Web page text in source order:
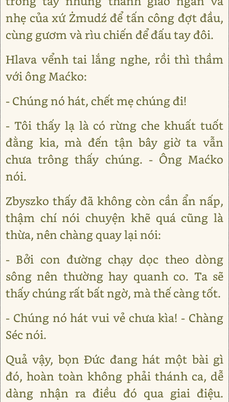
nhẹ của xứ Żmudź để tấn công đợt đầu,
cùng gươm và rìu chiến để đấu tay đôi.
Hlava vểnh tai lắng nghe, rồi thì thầm
với ông Maćko:
- Chúng nó hát, chết mẹ chúng đi!
- Tôi thấy lạ là có rừng che khuất tuốt
đằng kia, mà đến tận bây giờ ta vẫn
chưa trông thấy chúng. - Ông Maćko
nói.
Zbyszko thấy đã không còn cần ẩn nấp,
thậm chí nói chuyện khẽ quá cũng là
thừa, nên chàng quay lại nói:
- Bởi con đường chạy dọc theo dòng
sông nên thường hay quanh co. Ta sẽ
thấy chúng rất bất ngờ, mà thế càng tốt.
- Chúng nó hát vui vẻ chưa kìa! - Chàng
Séc nói.
Quả vậy, bọn Đức đang hát một bài gì
đó, hoàn toàn không phải thánh ca, dễ
dàng nhận ra điều đó qua giai điệu.